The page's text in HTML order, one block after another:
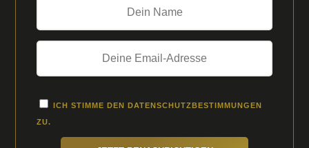
ICH STIMME DENDATENSCHUTZBESTIMMUNGEN
ZU.